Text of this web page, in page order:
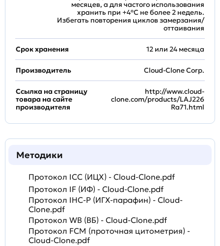
месяцев, а для частого использования
хранить при +4ºС не более 2 недель.
Избегать повторения циклов замерзания/
оттаивания
Срок хранения 12 или 24 месяца
Производитель Cloud-Clone Corp.
Ссылка на страницу
товара на сайте
производителя
http://www.cloud-
clone.com/products/LAJ226
Ra71.html
Методики
Протокол ICC (ИЦХ) - Cloud-Clone.pdf
Протокол IF (ИФ) - Cloud-Clone.pdf
Протокол IHC-P (ИГХ-парафин) - Cloud-
Clone.pdf
Протокол WB (ВБ) - Cloud-Clone.pdf
Протокол FCM (проточная цитометрия) -
Cloud-Clone.pdf